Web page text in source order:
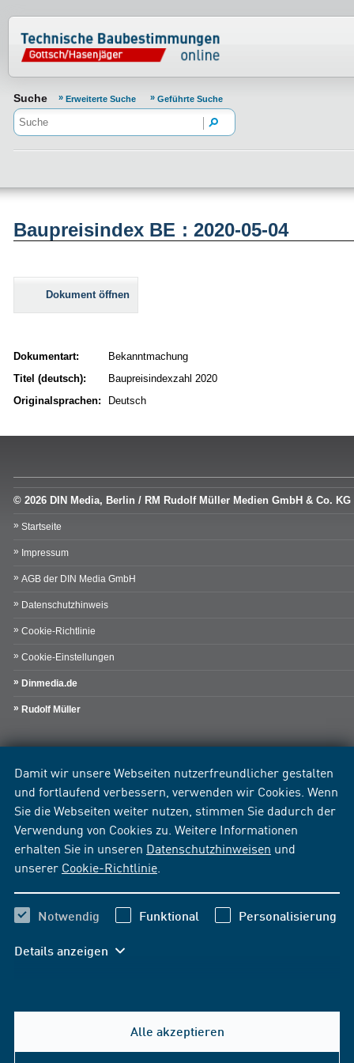
Damit wir unsere Webseiten nutzerfreundlicher gestalten
und fortlaufend verbessern, verwenden wir Cookies. Wenn
Sie die Webseiten weiter nutzen, stimmen Sie dadurch der
Verwendung von Cookies zu. Weitere Informationen
erhalten Sie in unseren Datenschutzhinweisen und
unserer Cookie-Richtlinie
Notwendig Funktional Personalisierung
Details anzeigen
Alle akzeptieren
Normenportal Barrierefreiheit
Suche Erweiterte Suche Geführte Suche
Baupreisindex BE : 2020-05-04
Dokument öffnen
Dokumentart:
Bekanntmachung
Titel (deutsch):
Baupreisindexzahl 2020
Originalsprachen:
Deutsch
© 2026 DIN Media, Berlin / RM Rudolf Müller Medien GmbH & Co. KG
Startseite
Impressum
AGB der DIN Media GmbH
Datenschutzhinweis
Cookie-Richtlinie
Cookie-Einstellungen
Dinmedia.de
Rudolf Müller
Hilfe & Kontakt